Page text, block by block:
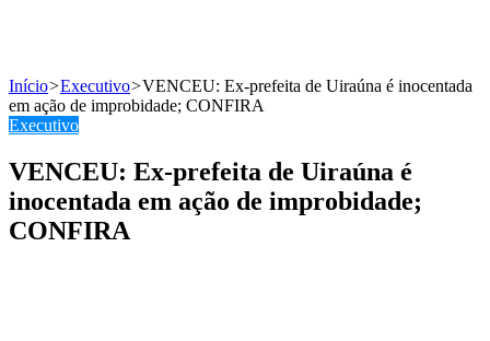
Início>Executivo>VENCEU: Ex-prefeita de Uiraúna é inocentada
em ação de improbidade; CONFIRA
Executivo
VENCEU: Ex-prefeita de Uiraúna é
inocentada em ação de improbidade;
CONFIRA